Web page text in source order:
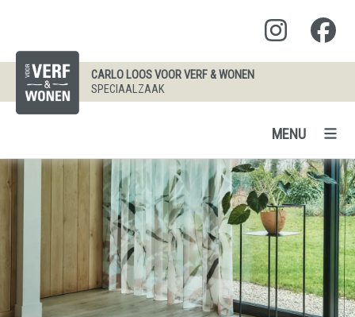
CARLO LOOS VOOR VERF & WONEN
SPECIAALZAAK
MENU